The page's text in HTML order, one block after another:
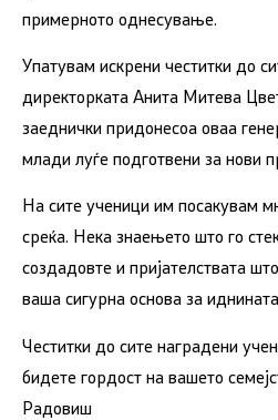
примерното однесување.
Упатувам искрени честитки до
директорката Анита Митева
заеднички придонесоа оваа
млади луѓе подготвени за нови
На сите ученици им посакувам
среќа. Нека знаењето што го
создадовте и пријателствата
ваша сигурна основа за
Честитки до сите наградени
бидете гордост на вашето
Радовиш